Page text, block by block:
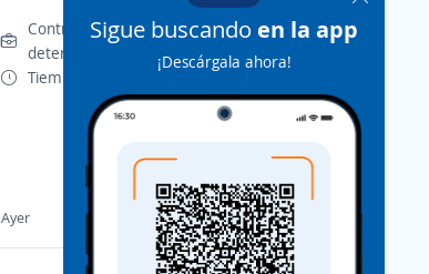
Sigue buscando en la app
¡Descárgala ahora!
Contrato por tiempo
determinado
Tiempo Completo
Ayer Postular